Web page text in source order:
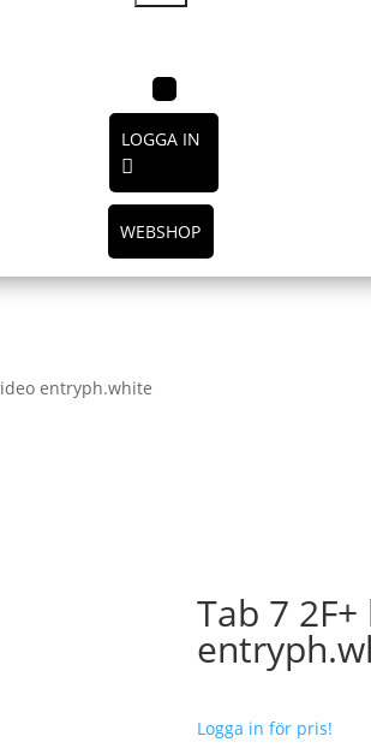
LOGGA IN
WEBSHOP
entryph.white
Tab 7
Logga in för pris!